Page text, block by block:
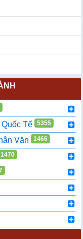
Tế 5355
Văn 1466
1470